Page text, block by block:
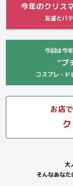
今年のクリス
友達とパ
今回は今
”プ
コスプレ・ド
お店
大
そんなあな